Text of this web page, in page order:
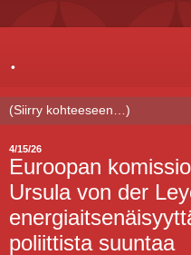
.
4/15/26
Euroopan
Ursula von der
poliittista suuntaa